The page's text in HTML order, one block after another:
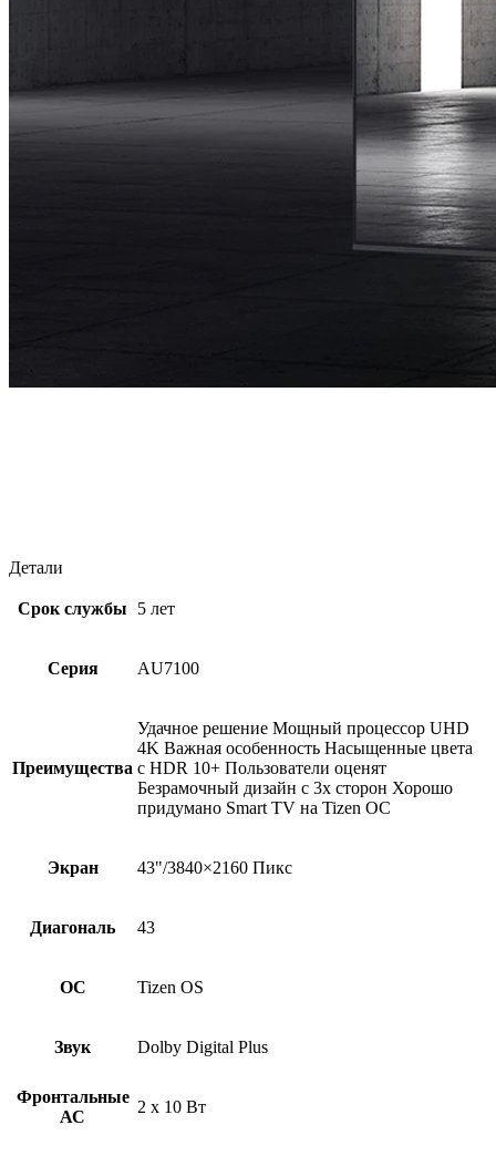
Детали
Срок службы 5 лет
Серия AU7100
Преимущества
Удачное решение Мощный процессор UHD
4K Важная особенность Насыщенные цвета
с HDR 10+ Пользователи оценят
Безрамочный дизайн с 3х сторон Хорошо
придумано Smart TV на Tizen ОС
Экран 43"/3840×2160 Пикс
Диагональ 43
ОС Tizen OS
Звук Dolby Digital Plus
Фронтальные
АС
2 x 10 Вт